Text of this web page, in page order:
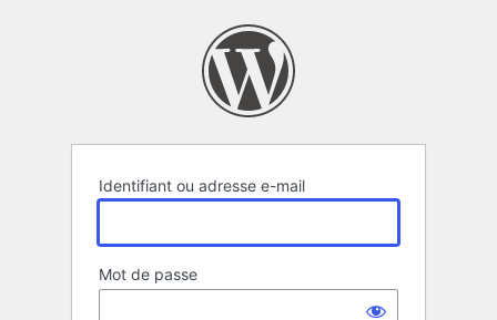
Identifiant ou adresse e-mail
Mot de passe